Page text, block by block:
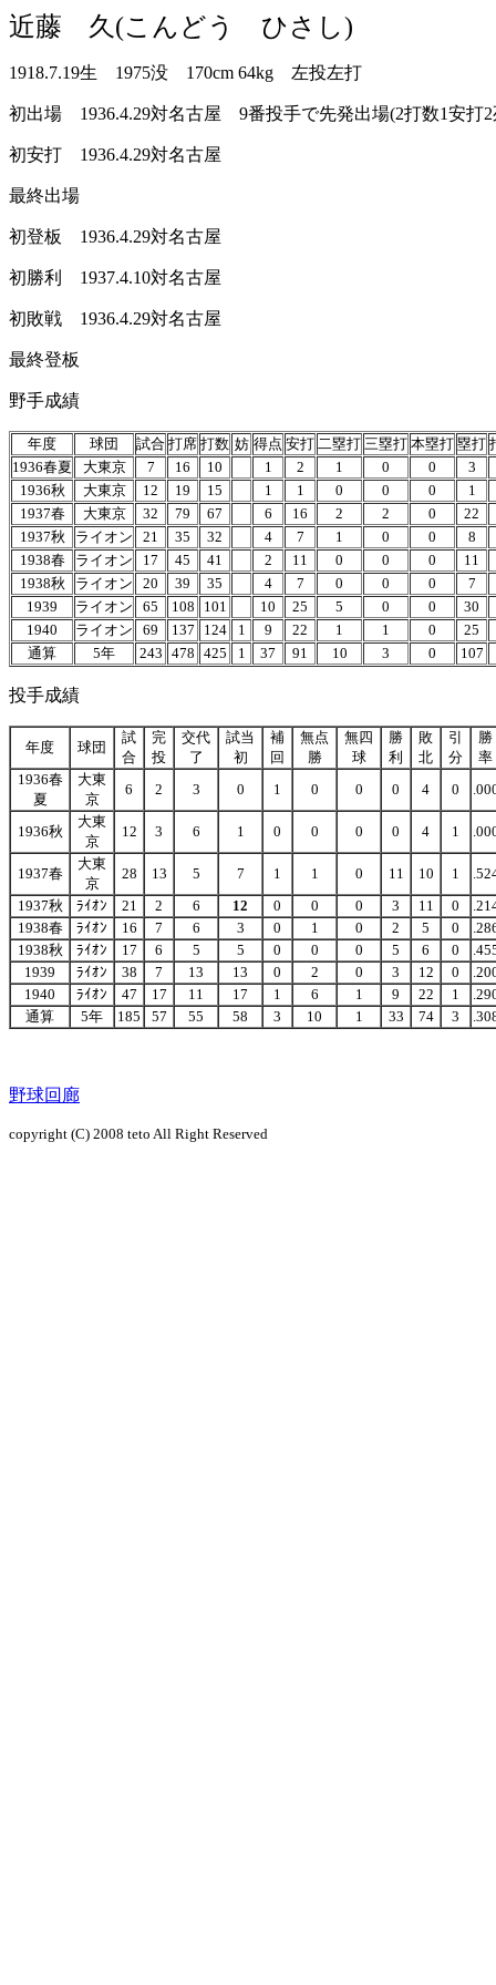
近藤 久(こんどう ひさし)
1918.7.19生 1975没 170cm 64kg 左投左打
初出場 1936.4.29対名古屋 9番投手で先発出場(2打数1安打2
初安打 1936.4.29対名古屋
最終出場
初登板 1936.4.29対名古屋
初勝利 1937.4.10対名古屋
初敗戦 1936.4.29対名古屋
最終登板
野手成績
年度 球団 試合 打席 打数 妨 得点 安打 二塁打 三塁打 本塁打 塁打
1936春夏
大東京 7 16 10 1 2 1 0 0
3
1936秋
大東京 12 19 15 1 1 0 0 0
1
1937春
大東京 32 79 67 6 16 2 2 0
22
1937秋
ライオン 21 35 32 4 7 1 0 0
8
1938春
ライオン 17 45 41 2 11 0 0 0
11
1938秋
ライオン 20 39 35 4 7 0 0 0
7
1939
ライオン 65 108 101 10 25 5 0 0
30
1940
ライオン 69 137 124 1 9 22 1 1 0
25
通算
5年 243 478 425 1 37 91 10 3 0 107
投手成績
年度 球団
試
合
完
投
交代
了
試当
初
補
回
無点
勝
無四
球
勝
利
敗
北
引
分
勝
率
1936春
夏
大東
京
6 2 3 0 1 0 0 0 4 0
1936秋
大東
京
12 3 6 1 0 0 0 0 4 1
1937春
大東
京
28 13 5 7 1 1 0 11 10 1
1937秋
ﾗｲｵﾝ 21 2 6 12 0 0 0 3 11 0
1938春
ﾗｲｵﾝ 16 7 6 3 0 1 0 2 5 0
1938秋
ﾗｲｵﾝ 17 6 5 5 0 0 0 5 6 0
1939
ﾗｲｵﾝ 38 7 13 13 0 2 0 3 12 0
1940
ﾗｲｵﾝ 47 17 11 17 1 6 1 9 22 1
通算
5年 185 57 55 58 3 10 1 33 74 3
野球回廊
copyright (C) 2008 teto All Right Reserved